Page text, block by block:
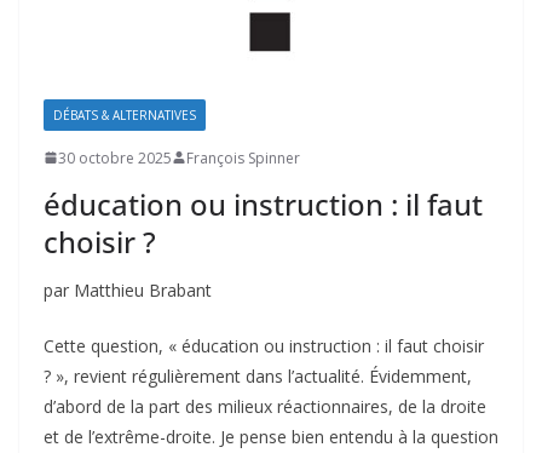
DÉBATS & ALTERNATIVES
30 octobre 2025 François Spinner
éducation ou instruction : il faut
choisir ?
par Matthieu Brabant
Cette question, « éducation ou instruction : il faut choisir
? », revient régulièrement dans l’actualité. Évidemment,
d’abord de la part des milieux réactionnaires, de la droite
et de l’extrême-droite. Je pense bien entendu à la question